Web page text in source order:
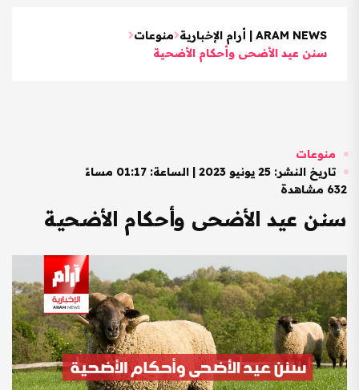
ARAM NEWS | أرام الإخبارية
منوعات
سنن عيد الأضحى وأحكام الأضحية
منوعات
تاريخ النشر: 25 يونيو 2023 | الساعة: 01:17 مساءً
632 مشاهدة
سنن عيد الأضحى وأحكام الأضحية